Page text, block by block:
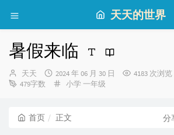
天天的世界
暑假来临
博
主：
天天
发
布
2024 年 06 月 30 日 4183 次浏览
479字数
分
小学 一年级
首页 正文 分